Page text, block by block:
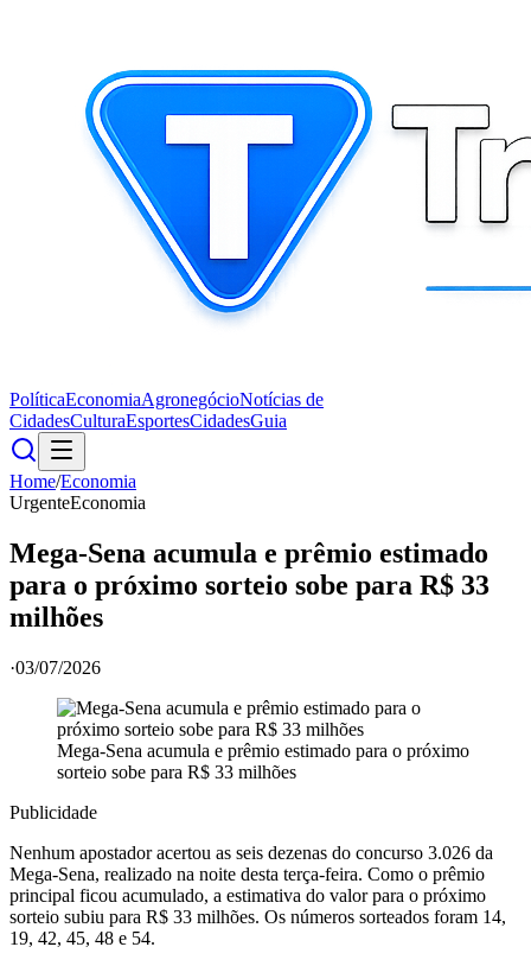
PolíticaEconomiaAgronegócioNotícias de
CidadesCulturaEsportesCidadesGuia
Home/Economia
UrgenteEconomia
Mega-Sena acumula e prêmio estimado
para o próximo sorteio sobe para R$ 33
milhões
·03/07/2026
Mega-Sena acumula e prêmio estimado para o próximo
sorteio sobe para R$ 33 milhões
Publicidade
Nenhum apostador acertou as seis dezenas do concurso 3.026 da
Mega-Sena, realizado na noite desta terça-feira. Como o prêmio
principal ficou acumulado, a estimativa do valor para o próximo
sorteio subiu para R$ 33 milhões. Os números sorteados foram 14,
19, 42, 45, 48 e 54.